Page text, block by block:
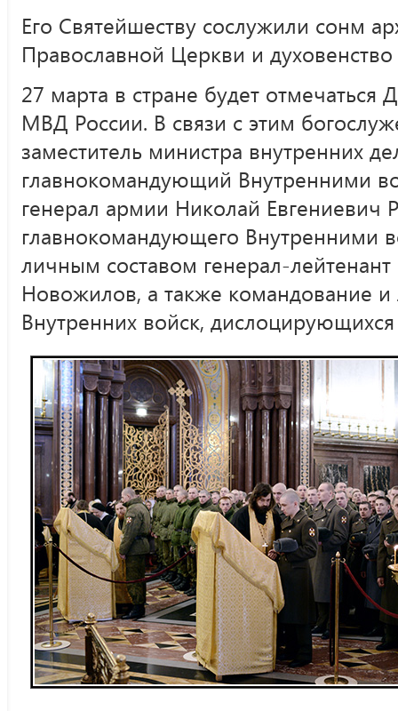
Его Святейшеству сослужили сонм
Православной Церкви и
27 марта в стране будет отмечаться
МВД России. В связи с этим
заместитель министра внутренних
главнокомандующий Внутренними
генерал армии Николай Евгениевич
главнокомандующего Внутренними
личным составом генерал-
Новожилов, а также командование и
Внутренних войск,